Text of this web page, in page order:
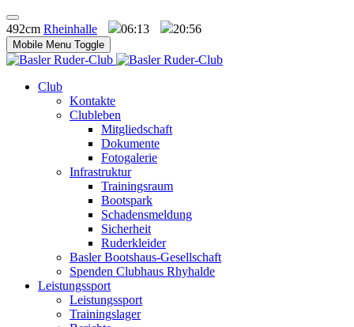
492cm Rheinhalle 06:13 20:56
Mobile Menu Toggle
Club
Kontakte
Clubleben
Mitgliedschaft
Dokumente
Fotogalerie
Infrastruktur
Trainingsraum
Bootspark
Schadensmeldung
Sicherheit
Ruderkleider
Basler Bootshaus-Gesellschaft
Spenden Clubhaus Rhyhalde
Leistungssport
Leistungssport
Trainingslager